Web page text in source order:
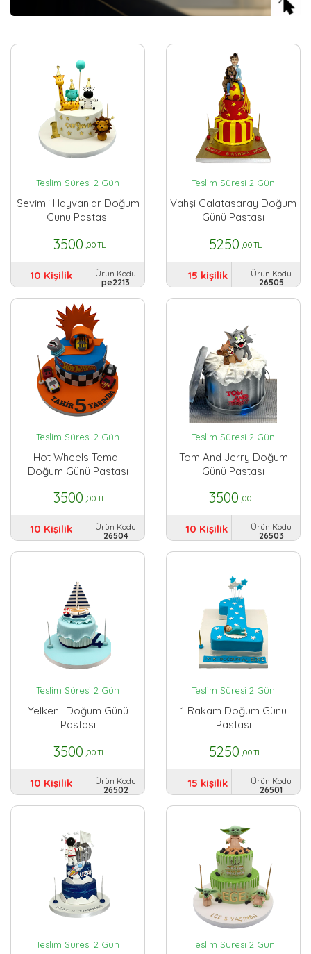
Teslim Süresi 2 Gün
Sevimli Hayvanlar Doğum
Günü Pastası
3500 ,00 TL
10 Kişilik
Ürün Kodu
pe2213
Teslim Süresi 2 Gün
Vahşi Galatasaray Doğum
Günü Pastası
5250 ,00 TL
15 kişilik
Ürün Kodu
26505
Teslim Süresi 2 Gün
Hot Wheels Temalı
Doğum Günü Pastası
3500 ,00 TL
10 Kişilik
Ürün Kodu
26504
Teslim Süresi 2 Gün
Tom And Jerry Doğum
Günü Pastası
3500 ,00 TL
10 Kişilik
Ürün Kodu
26503
Teslim Süresi 2 Gün
Yelkenli Doğum Günü
Pastası
3500 ,00 TL
10 Kişilik
Ürün Kodu
26502
Teslim Süresi 2 Gün
1 Rakam Doğum Günü
Pastası
5250 ,00 TL
15 kişilik
Ürün Kodu
26501
Teslim Süresi 2 Gün Teslim Süresi 2 Gün